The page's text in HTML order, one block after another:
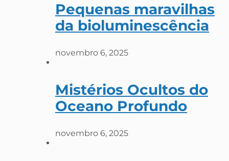
Pequenas maravilhas
da bioluminescência
novembro 6, 2025
Mistérios Ocultos do
Oceano Profundo
novembro 6, 2025